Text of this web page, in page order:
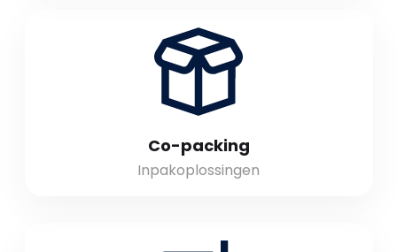
Co-packing
Inpakoplossingen